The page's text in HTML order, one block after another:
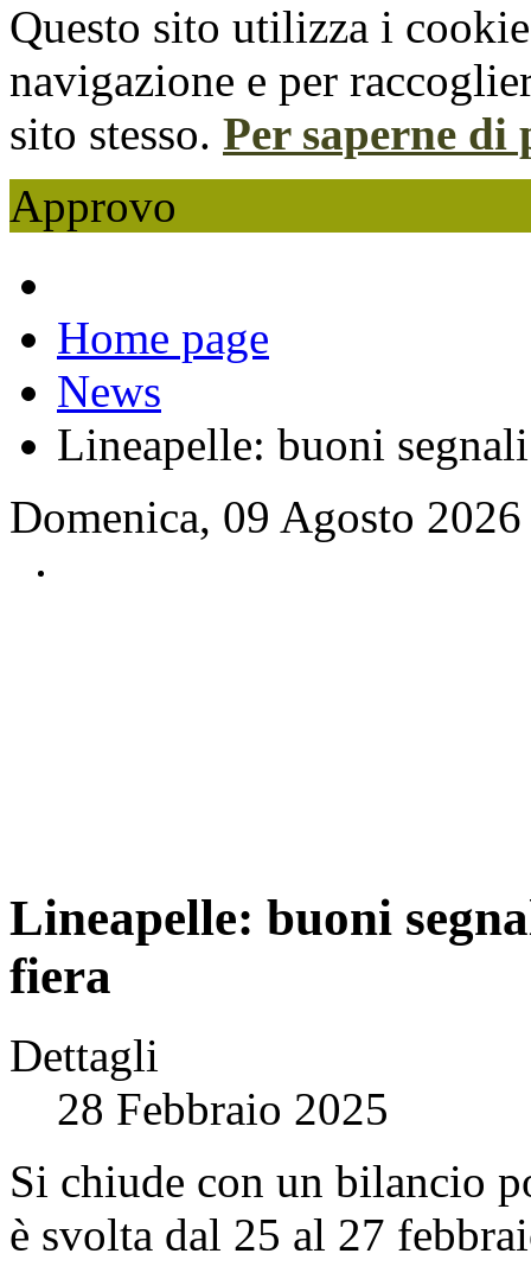
Questo sito utilizza i
navigazione e per
sito stesso. Per saperne di
Approvo
Home page
News
Lineapelle: buoni
Domenica, 09 Agosto 2026
Lineapelle: buoni
fiera
Dettagli
28 Febbraio 2025
Si chiude con un bilancio
è svolta dal 25 al 27